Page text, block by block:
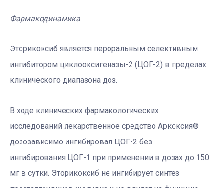
Фармакодинамика.
Эторикоксиб является пероральным селективным
ингибитором циклооксигеназы-2 (ЦОГ-2) в пределах
клинического диапазона доз.
В ходе клинических фармакологических
исследований лекарственное средство Аркоксия®
дозозависимо ингибировал ЦОГ-2 без
ингибирования ЦОГ-1 при применении в дозах до 150
мг в сутки. Эторикоксиб не ингибирует синтез